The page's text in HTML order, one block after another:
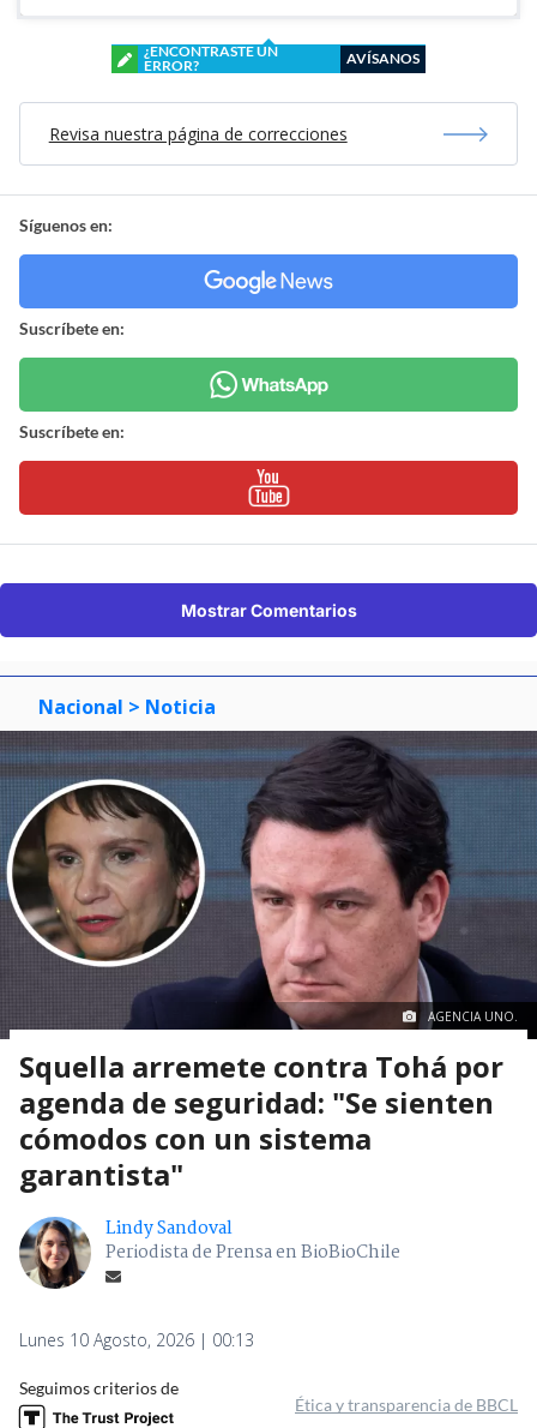
¿ENCONTRASTE UN
ERROR?
AVÍSANOS
Revisa nuestra página de correcciones
Síguenos en:
Suscríbete en:
Suscríbete en:
Mostrar Comentarios
Nacional > Noticia
AGENCIA UNO.
Squella arremete contra Tohá por
agenda de seguridad: "Se sienten
cómodos con un sistema
garantista"
Lindy Sandoval
Periodista de Prensa en BioBioChile
Lunes 10 Agosto, 2026 | 00:13
Seguimos criterios de
Ética y transparencia de BBCL